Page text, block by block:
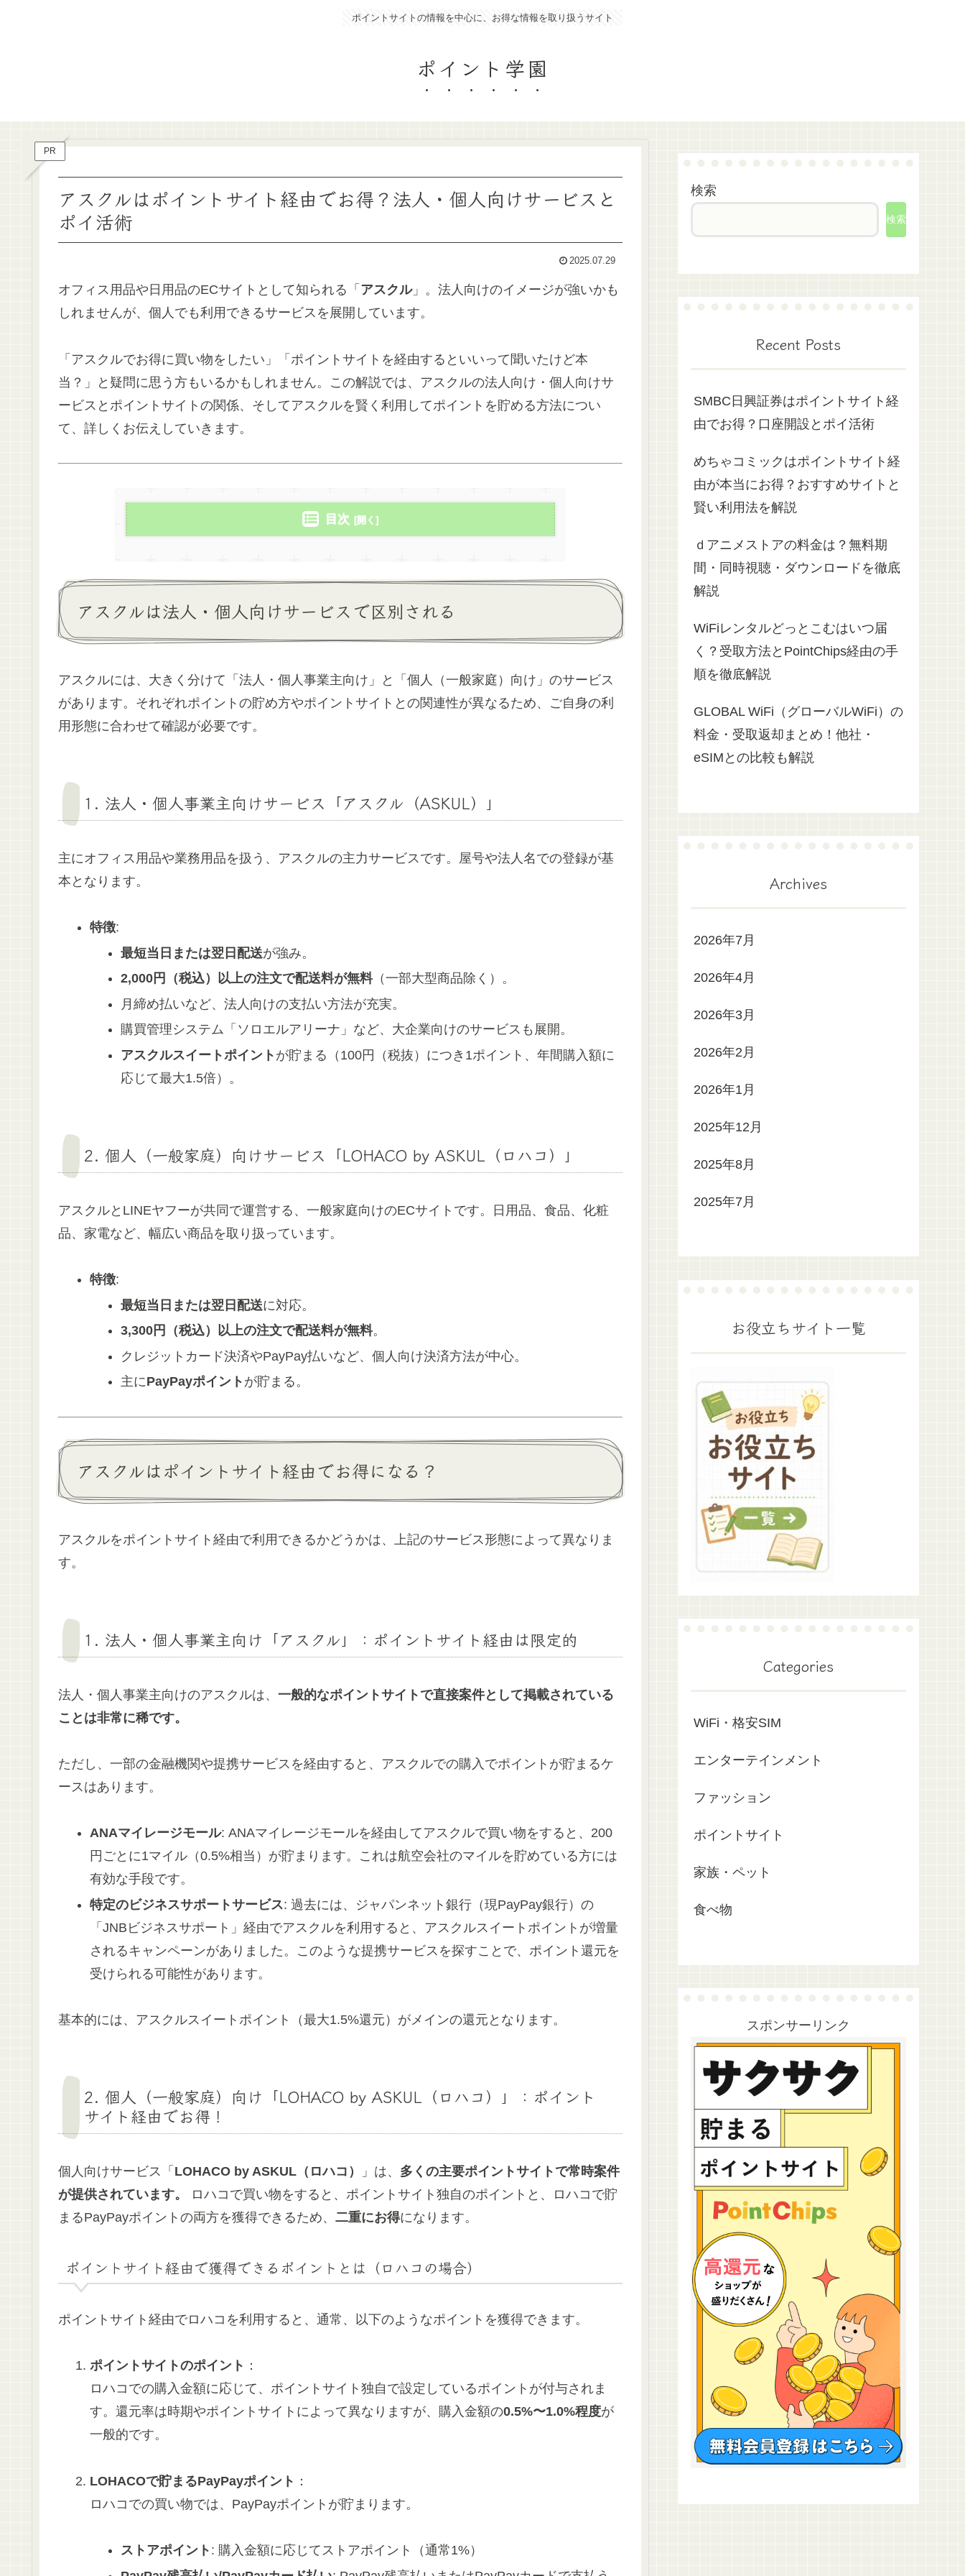
ポイントサイトの情報を中心に、お得な情報を取り扱うサイト
ポイント学園
PR
アスクルはポイントサイト経由でお得？法人・個人向けサービスと
ポイ活術
2025.07.29
オフィス用品や日用品のECサイトとして知られる「 アスクル」。法人向けのイメージが強いかも
しれませんが、個人でも利用できるサービスを展開しています。
「アスクルでお得に買い物をしたい」「ポイントサイトを経由するといいって聞いたけど本
当？」と疑問に思う方もいるかもしれません。この解説では、アスクルの法人向け・個人向けサ
ービスとポイントサイトの関係、そしてアスクルを賢く利用してポイントを貯める方法につい
て、詳しくお伝えしていきます。
目次
アスクルは法人・個人向けサービスで区別される
アスクルには、大きく分けて「法人・個人事業主向け」と「個人（一般家庭）向け」のサービス
があります。それぞれポイントの貯め方やポイントサイトとの関連性が異なるため、ご自身の利
用形態に合わせて確認が必要です。
1. 法人・個人事業主向けサービス「アスクル（ASKUL）」
主にオフィス用品や業務用品を扱う、アスクルの主力サービスです。屋号や法人名での登録が基
本となります。
特徴:
最短当日または翌日配送が強み。
2,000円（税込）以上の注文で配送料が無料（一部大型商品除く）。
月締め払いなど、法人向けの支払い方法が充実。
購買管理システム「ソロエルアリーナ」など、大企業向けのサービスも展開。
アスクルスイートポイント が貯まる（100円（税抜）につき1ポイント、年間購入額に
応じて最大1.5倍）。
2. 個人（一般家庭）向けサービス「LOHACO by ASKUL（ロハコ）」
アスクルとLINEヤフーが共同で運営する、一般家庭向けのECサイトです。日用品、食品、化粧
品、家電など、幅広い商品を取り扱っています。
特徴:
最短当日または翌日配送に対応。
3,300円（税込）以上の注文で配送料が無料。
クレジットカード決済やPayPay払いなど、個人向け決済方法が中心。
主にPayPayポイント が貯まる。
アスクルはポイントサイト経由でお得になる？
アスクルをポイントサイト経由で利用できるかどうかは、上記のサービス形態によって異なりま
す。
1. 法人・個人事業主向け「アスクル」：ポイントサイト経由は限定的
法人・個人事業主向けのアスクルは、 一般的なポイントサイトで直接案件として掲載されている
ことは非常に稀です。
ただし、一部の金融機関や提携サービスを経由すると、アスクルでの購入でポイントが貯まるケ
ースはあります。
ANAマイレージモール: ANAマイレージモールを経由してアスクルで買い物をすると、200
円ごとに1マイル（0.5%相当）が貯まります。これは航空会社のマイルを貯めている方には
有効な手段です。
特定のビジネスサポートサービス: 過去には、ジャパンネット銀行（現PayPay銀行）の
「JNBビジネスサポート」経由でアスクルを利用すると、アスクルスイートポイントが増量
されるキャンペーンがありました。このような提携サービスを探すことで、ポイント還元を
受けられる可能性があります。
基本的には、アスクルスイートポイント（最大1.5%還元）がメインの還元となります。
2. 個人（一般家庭）向け「LOHACO by ASKUL（ロハコ）」：ポイント
サイト経由でお得！
個人向けサービス「 LOHACO by ASKUL（ロハコ） 」は、 多くの主要ポイントサイトで常時案件
が提供されています。
ロハコで買い物をすると、ポイントサイト独自のポイントと、ロハコで貯
まるPayPayポイントの両方を獲得できるため、 二重にお得になります。
ポイントサイト経由で獲得できるポイントとは（ロハコの場合）
ポイントサイト経由でロハコを利用すると、通常、以下のようなポイントを獲得できます。
ポイントサイトのポイント ：
ロハコでの購入金額に応じて、ポイントサイト独自で設定しているポイントが付与されま
す。還元率は時期やポイントサイトによって異なりますが、購入金額の0.5%〜1.0%程度が
一般的です。
LOHACOで貯まるPayPayポイント ：
ロハコでの買い物では、PayPayポイントが貯まります。
ストアポイント : 購入金額に応じてストアポイント（通常1%）
検索
検索
Recent Posts
SMBC日興証券はポイントサイト経
由でお得？口座開設とポイ活術
めちゃコミックはポイントサイト経
由が本当にお得？おすすめサイトと
賢い利用法を解説
ｄアニメストアの料金は？無料期
間・同時視聴・ダウンロードを徹底
解説
WiFiレンタルどっとこむはいつ届
く？受取方法とPointChips経由の手
順を徹底解説
GLOBAL WiFi（グローバルWiFi）の
料金・受取返却まとめ！他社・
eSIMとの比較も解説
Archives
2026年7月
2026年4月
2026年3月
2026年2月
2026年1月
2025年12月
2025年8月
2025年7月
お役立ちサイト一覧
Categories
WiFi・格安SIM
エンターテインメント
ファッション
ポイントサイト
家族・ペット
食べ物
スポンサーリンク